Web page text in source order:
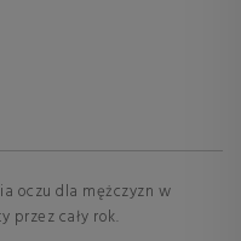
oczu dla mężczyzn w
przez cały rok.